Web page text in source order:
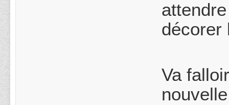
décorer
Va